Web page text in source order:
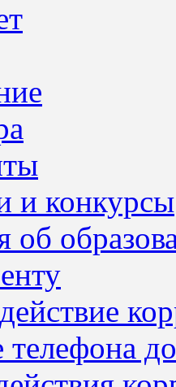
и конкурсы
об
телефона